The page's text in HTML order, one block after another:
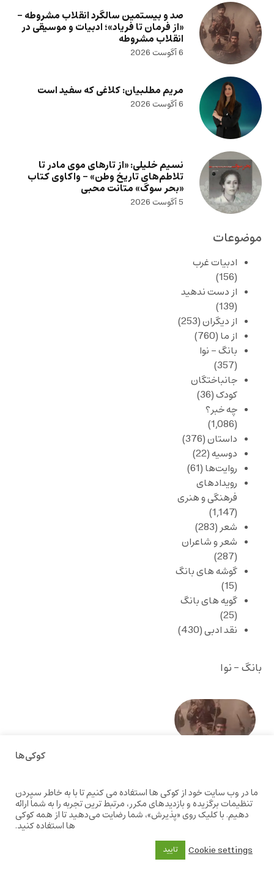
صد و بیستمین سالگرد انقلاب مشروطه –
«از فرمان تا فریاد»؛ ادبیات و موسیقی در
انقلاب مشروطه
6 آگوست 2026
مریم مطلبیان: کلاغی که سفید است
6 آگوست 2026
نسیم خلیلی: «از تارهای موی مادر تا
تلاطم‌های تاریخ وطن» – واکاوی کتاب
«بحر سوگ» متانت محبی
5 آگوست 2026
موضوعات
ادبیات غرب
(156)
از دست ندهید
(139)
از دیگران(253)
از ما (760)
بانگ – نوا
(357)
جانباختگان
کودک(36)
چه خبر؟
(1,086)
داستان(376)
دوسیه(22)
روایت‌ها (61)
رویدادهای
فرهنگی و هنری
(1,147)
شعر(283)
شعر و شاعران
(287)
گوشه های بانگ
(15)
گویه های بانگ
(25)
نقد ادبی(430)
بانگ - نوا
فرمان تا
فریاد»؛
ادبیات و
در انقلاب
مشروطه
کوکی‌ها
ما در وب سایت خود از کوکی ها استفاده می کنیم تا با به خاطر سپردن
تنظیمات برگزیده و بازدیدهای مکرر، مرتبط ترین تجربه را به شما ارائه
دهیم. با کلیک روی «پذیرش»، شما رضایت می‌دهید تا از همه کوکی
ها استفاده کنید.
Cookie settings
تایید